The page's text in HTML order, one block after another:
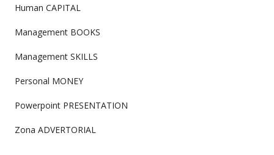
Human CAPITAL
Management BOOKS
Management SKILLS
Personal MONEY
Powerpoint PRESENTATION
Zona ADVERTORIAL